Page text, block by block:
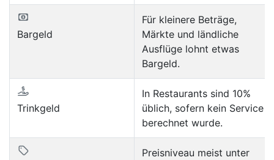
Bargeld
Für kleinere Beträge,
Märkte und ländliche
Ausflüge lohnt etwas
Bargeld.
Trinkgeld
In Restaurants sind 10%
üblich, sofern kein Service
berechnet wurde.
Preisniveau meist unter